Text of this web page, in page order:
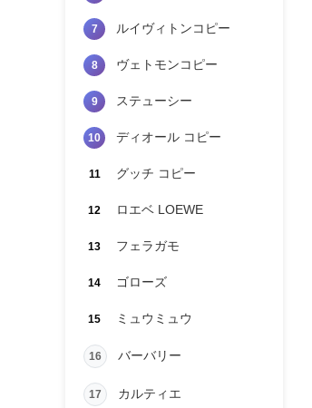
7 ルイヴィトンコピー
8 ヴェトモンコピー
9 ステューシー
10 ディオール コピー
11 グッチ コピー
12 ロエベ LOEWE
13 フェラガモ
14 ゴローズ
15 ミュウミュウ
16 バーバリー
17 カルティエ